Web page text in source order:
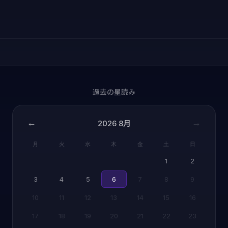
過去の星読み
← 2026 8月 →
月 火 水 木 金 土 日
1 2
3 4 5 6 7 8 9
10 11 12 13 14 15 16
17 18 19 20 21 22 23